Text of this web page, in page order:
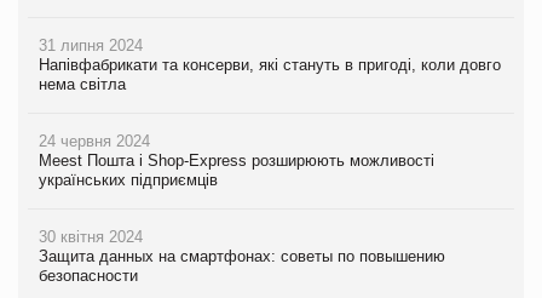
31 липня 2024
Напівфабрикати та консерви, які стануть в пригоді, коли довго
нема світла
24 червня 2024
Meest Пошта і Shop-Express розширюють можливості
українських підприємців
30 квітня 2024
Защита данных на смартфонах: советы по повышению
безопасности